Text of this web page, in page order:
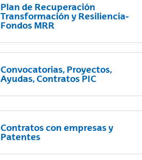
Plan de Recuperación
Transformación y Resiliencia-
Fondos MRR
Convocatorias, Proyectos,
Ayudas, Contratos PIC
Contratos con empresas y
Patentes